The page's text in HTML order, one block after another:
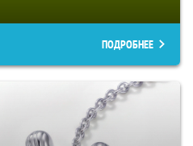
ПОДРОБНЕЕ